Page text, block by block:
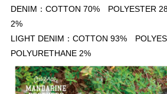
DENIM：COTTON 70% POLYESTER
2%
LIGHT DENIM：COTTON 93%
POLYURETHANE 2%